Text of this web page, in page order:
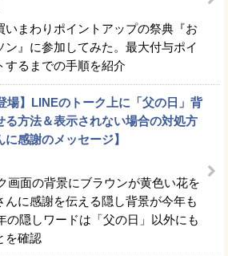
いまわりポイントアップの祭典『お
ン』に参加してみた。最大付与ポイ
するまでの手順を紹介
場】LINEのトーク上に「父の日」背
る方法＆表示されない場合の対処方
感謝のメッセージ】
画面の背景にブラウンが黄色い花を
んに感謝を伝える隠し背景が今年も
の隠しワードは「父の日」以外にも
を確認